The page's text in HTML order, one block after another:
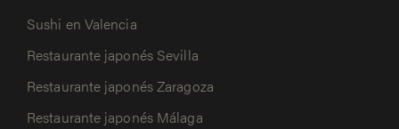
Sushi en Valencia
Restaurante japonés Sevilla
Restaurante japonés Zaragoza
Restaurante japonés Málaga